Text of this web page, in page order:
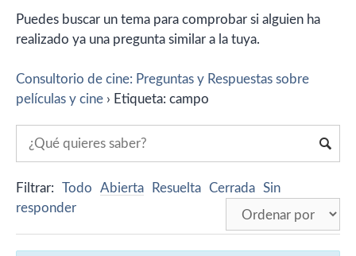
Puedes buscar un tema para comprobar si alguien ha
realizado ya una pregunta similar a la tuya.
Consultorio de cine: Preguntas y Respuestas sobre
películas y cine › Etiqueta: campo
Filtrar: Todo Abierta Resuelta Cerrada Sin
responder